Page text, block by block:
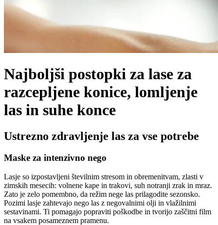
Najboljši postopki za lase za
razcepljene konice, lomljenje
las in suhe konce
Ustrezno zdravljenje las za vse potrebe
Maske za intenzivno nego
Lasje so izpostavljeni številnim stresom in obremenitvam, zlasti v
zimskih mesecih: volnene kape in trakovi, suh notranji zrak in mraz.
Zato je zelo pomembno, da režim nege las prilagodite sezonsko.
Pozimi lasje zahtevajo nego las z negovalnimi olji in vlažilnimi
sestavinami. Ti pomagajo popraviti poškodbe in tvorijo zaščitni film
na vsakem posameznem pramenu.